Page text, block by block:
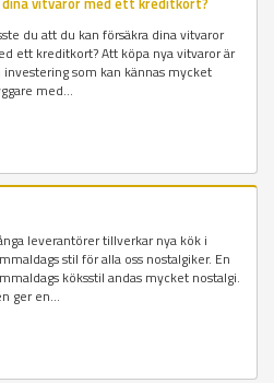
du att du kan försäkra dina vitvaror
ett kreditkort? Att köpa nya vitvaror är
investering som kan kännas mycket
med...
leverantörer tillverkar nya kök i
stil för alla oss nostalgiker. En
köksstil andas mycket nostalgi.
ger en...